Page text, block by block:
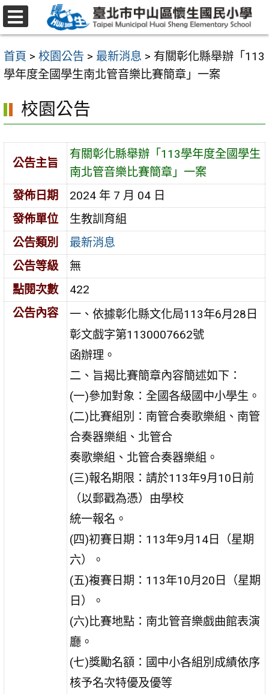
跳
至
要
內
區
首頁 > 校園公告 > 最新消息 > 有關彰化縣舉辦「113
學年度全國學生南北管音樂比賽簡章」一案
校園公告
公告主旨
有關彰化縣舉辦「113學年度全國學生
南北管音樂比賽簡章」一案
發佈日期
2024 年 7 月 04 日
發佈單位
生教訓育組
公告類別
最新消息
公告等級
無
點閱次數
422
公告內容
一、依據彰化縣文化局113年6月28日
彰文戲字第1130007662號
函辦理。
二、旨揭比賽簡章內容簡述如下：
(一)參加對象：全國各級國中小學生。
(二)比賽組別：南管合奏歌樂組、南管
合奏器樂組、北管合
奏歌樂組、北管合奏器樂組。
(三)報名期限：請於113年9月10日前
（以郵戳為憑）由學校
統一報名。
(四)初賽日期：113年9月14日（星期
六）。
(五)複賽日期：113年10月20日（星期
日）。
(六)比賽地點：南北管音樂戲曲館表演
廳。
(七)獎勵名額：國中小各組別成績依序
核予名次特優及優等
選
單